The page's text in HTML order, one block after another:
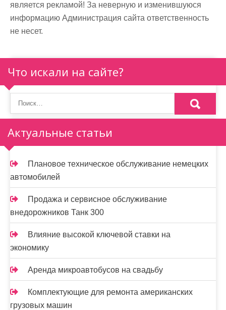
является рекламой! За неверную и изменившуюся
информацию Администрация сайта ответственность
не несет.
Что искали на сайте?
Актуальные статьи
Плановое техническое обслуживание немецких
автомобилей
Продажа и сервисное обслуживание
внедорожников Танк 300
Влияние высокой ключевой ставки на
экономику
Аренда микроавтобусов на свадьбу
Комплектующие для ремонта американских
грузовых машин